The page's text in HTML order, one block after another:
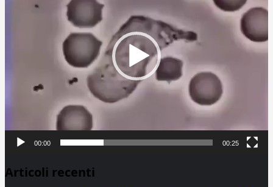
00:00 00:25
Articoli recenti